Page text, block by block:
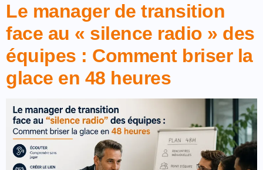
Le manager de transition
face au « silence radio » des
équipes : Comment briser la
glace en 48 heures